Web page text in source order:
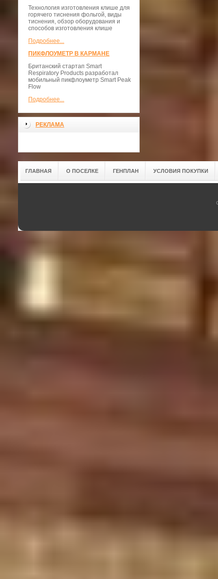
Технология изготовления клише для
горячего тиснения фольгой, виды
тиснения, обзор оборудования и
способов изготовления клише
Подробнее...
ПИКФЛОУМЕТР В КАРМАНЕ
Британский стартап Smart
Respiratory Products разработал
мобильный пикфлоуметр Smart Peak
Flow
Подробнее...
РЕКЛАМА
ГЛАВНАЯ О ПОСЕЛКЕ ГЕНПЛАН УСЛОВИЯ ПОКУПКИ